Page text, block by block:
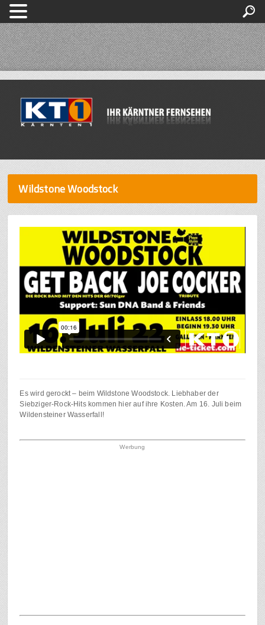
Wildstone Woodstock
Es wird gerockt – beim Wildstone Woodstock. Liebhaber der
Siebziger-Rock-Hits kommen hier auf ihre Kosten. Am 16. Juli beim
Wildensteiner Wasserfall!
Werbung